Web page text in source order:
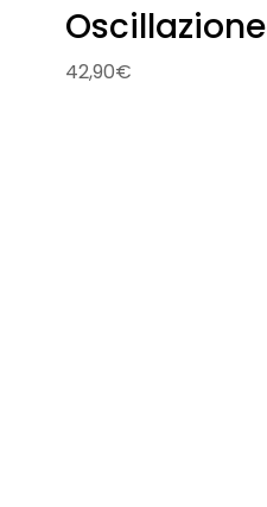
Oscillazione
42,90€